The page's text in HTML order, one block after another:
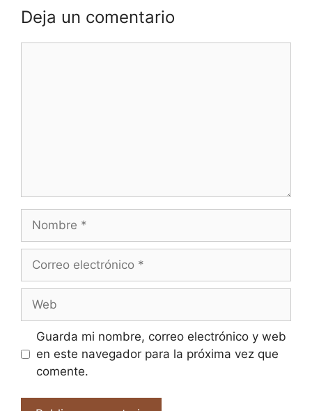
Deja un comentario
electrónico
Guarda mi nombre, correo electrónico y web
en este navegador para la próxima vez que
comente.